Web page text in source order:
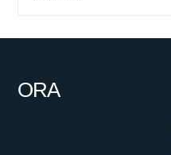
ORA